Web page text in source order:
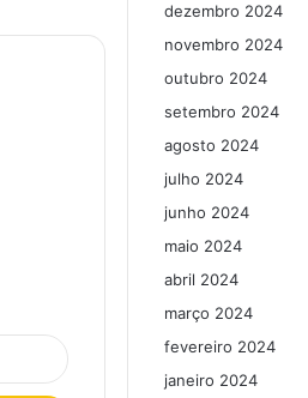
dezembro 2024
novembro 2024
outubro 2024
setembro 2024
agosto 2024
julho 2024
junho 2024
maio 2024
abril 2024
março 2024
fevereiro 2024
janeiro 2024